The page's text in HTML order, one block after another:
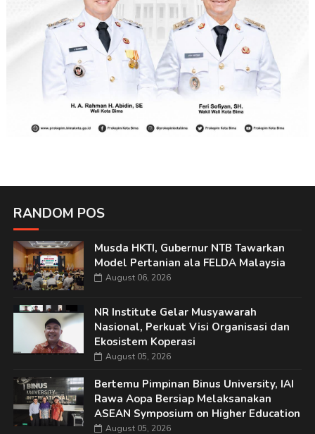
RANDOM POS
Musda HKTI, Gubernur NTB Tawarkan
Model Pertanian ala FELDA Malaysia
August 06, 2026
NR Institute Gelar Musyawarah
Nasional, Perkuat Visi Organisasi dan
Ekosistem Koperasi
August 05, 2026
Bertemu Pimpinan Binus University, IAI
Rawa Aopa Bersiap Melaksanakan
ASEAN Symposium on Higher Education
August 05, 2026